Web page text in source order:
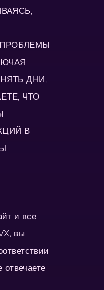
ДНИ,
ЧТО
В
и все
вы